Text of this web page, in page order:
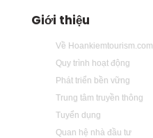
Giới thiệu
Về Hoankiemtourism.com
Quy trình hoạt động
Phát triển bền vững
Trung tâm truyền thông
Tuyển dụng
Quan hệ nhà đầu tư